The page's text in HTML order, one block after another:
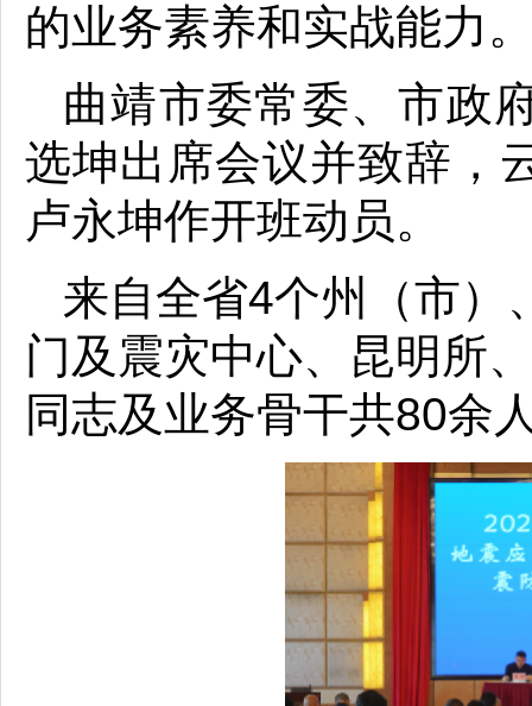
的业务素养和实战能力
曲靖市委常委、市政
选坤出席会议并致辞，
卢永坤作开班动员。
来自全省4个州（市）
门及震灾中心、昆明所
同志及业务骨干共80余